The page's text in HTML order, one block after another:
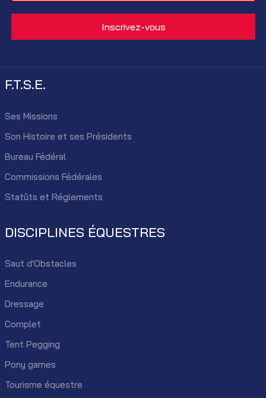
F.T.S.E.
Ses Missions
Son Histoire et ses Présidents
Bureau Fédéral
Commissions Fédérales
Statûts et Réglements
DISCIPLINES ÉQUESTRES
Saut d'Obstacles
Endurance
Dressage
Complet
Tent Pegging
Pony games
Tourisme équestre